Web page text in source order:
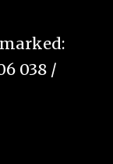
038 /